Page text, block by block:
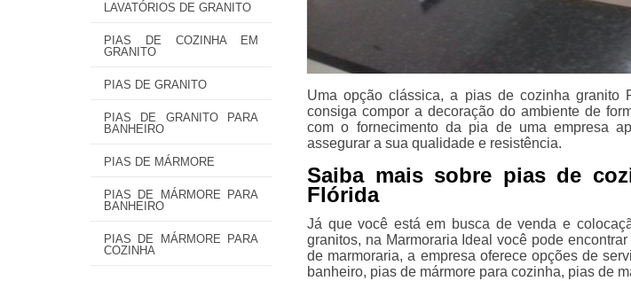
LAVATÓRIOS DE GRANITO
PIAS DE COZINHA EM
GRANITO
PIAS DE GRANITO
PIAS DE GRANITO PARA
BANHEIRO
PIAS DE MÁRMORE
PIAS DE MÁRMORE PARA
BANHEIRO
PIAS DE MÁRMORE PARA
COZINHA
Uma opção clássica, a pias de cozinha granito
consiga compor a decoração do ambiente de
com o fornecimento da pia de uma empresa
assegurar a sua qualidade e resistência.
Saiba mais sobre pias de
Flórida
Já que você está em busca de venda e
granitos, na Marmoraria Ideal você pode
de marmoraria, a empresa oferece opções de
banheiro, pias de mármore para cozinha, pias de